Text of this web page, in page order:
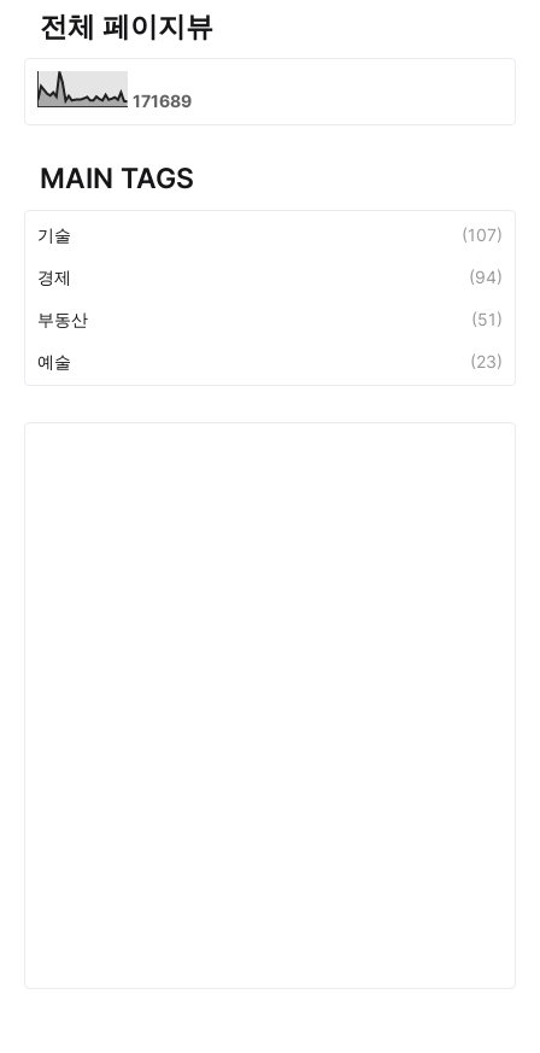
전체 페이지뷰
171689
MAIN TAGS
기술 (107)
경제 (94)
부동산 (51)
예술 (23)